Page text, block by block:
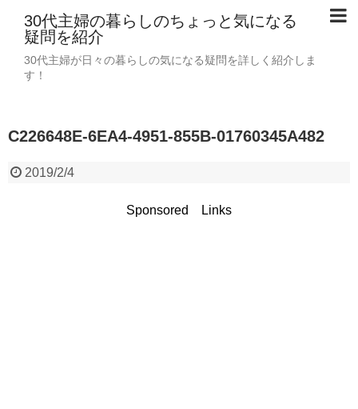
30代主婦の暮らしのちょっと気になる
疑問を紹介
30代主婦が日々の暮らしの気になる疑問を詳しく紹介しま
す！
C226648E-6EA4-4951-855B-01760345A482
2019/2/4
Sponsored Links